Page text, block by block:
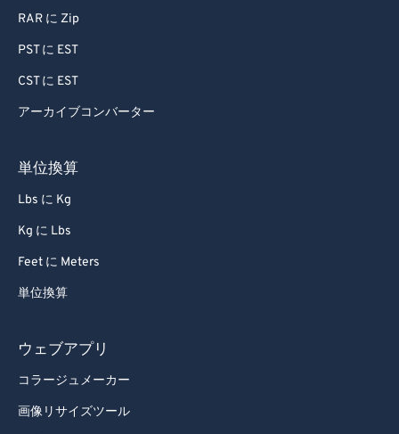
RAR に Zip
PST に EST
CST に EST
アーカイブコンバーター
単位換算
Lbs に Kg
Kg に Lbs
Feet に Meters
単位換算
ウェブアプリ
コラージュメーカー
画像リサイズツール